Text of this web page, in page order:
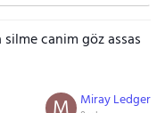
canim göz assas
Miray Ledger